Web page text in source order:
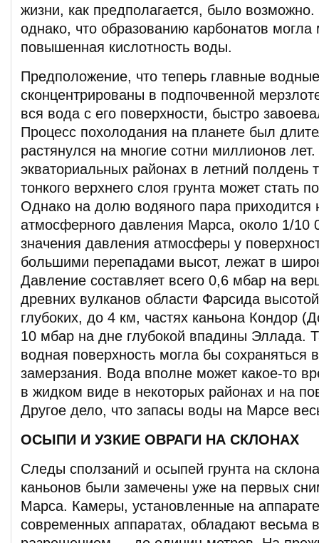
жизни, как предполагается, было
однако, что образованию карбонатов
повышенная кислотность воды.
Предположение, что теперь главные
сконцентрированы в подпочвенной
вся вода с его поверхности, быстро
Процесс похолодания на планете был
растянулся на многие сотни миллионов
экваториальных районах в летний полдень
тонкого верхнего слоя грунта может стать
Однако на долю водяного пара приходится
атмосферного давления Марса, около 1/10
значения давления атмосферы у
большими перепадами высот, лежат в
Давление составляет всего 0,6 мбар на
древних вулканов области Фарсида
глубоких, до 4 км, частях каньона Кондор
10 мбар на дне глубокой впадины Эллада.
водная поверхность могла бы сохраняться
замерзания. Вода вполне может какое-то
в жидком виде в некоторых районах и на
Другое дело, что запасы воды на Марсе
ОСЫПИ И УЗКИЕ ОВРАГИ НА СКЛОНАХ
Следы сползаний и осыпей грунта на
каньонов были замечены уже на первых
Марса. Камеры, установленные на
современных аппаратах, обладают весьма